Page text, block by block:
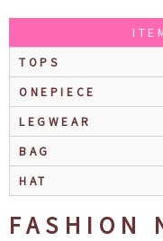
TOPS
ONEPIECE
LEGWEAR
BAG
HAT
FASHION